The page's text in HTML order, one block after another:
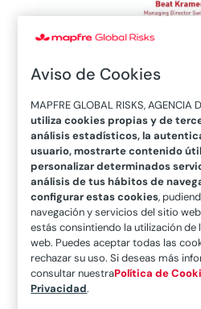
medianas
impacto
industria
15/06/2021
Aviso de Cookies
MAPFRE GLOBAL RISKS, AGENCIA
utiliza cookies propias y de
análisis estadísticos, la
usuario, mostrarte contenido
personalizar determinados
análisis de tus hábitos de
configurar estas cookies,
navegación y servicios del sitio
estás consintiendo la utilización de
web. Puedes aceptar todas las
rechazar su uso. Si deseas más
consultar nuestraPolítica de
Privacidad.